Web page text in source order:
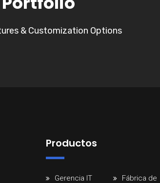
& Customization Options
Productos
Gerencia IT
Fábrica de